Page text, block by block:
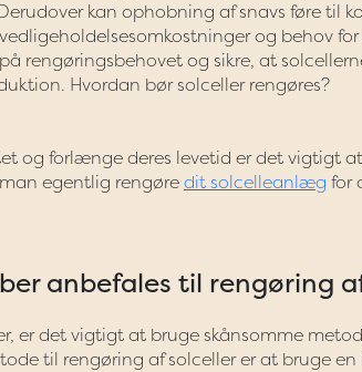
kan ophobning af snavs føre til
og behov
rengøringsbehovet og sikre, at
Hvordan bør solceller rengøres?
og forlænge deres levetid er det vigtigt
egentlig rengøre dit solcelleanlæg for
anbefales til rengøring
er det vigtigt at bruge skånsomme
til rengøring af solceller er at bruge